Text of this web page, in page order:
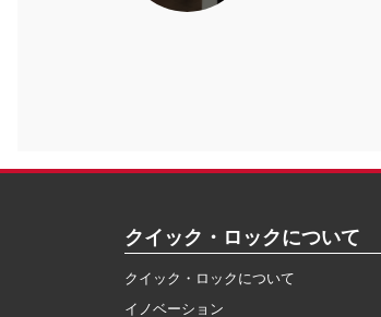
クイック・ロックについて
クイック・ロックについて
イノベーション